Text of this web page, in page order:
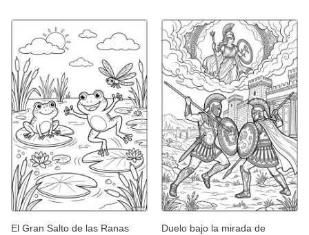
El Gran Salto de las Ranas
Duelo bajo la mirada de